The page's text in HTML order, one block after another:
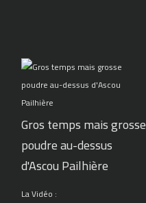
Gros temps mais grosse
poudre au-dessus
d'Ascou Pailhière
La Vidéo :